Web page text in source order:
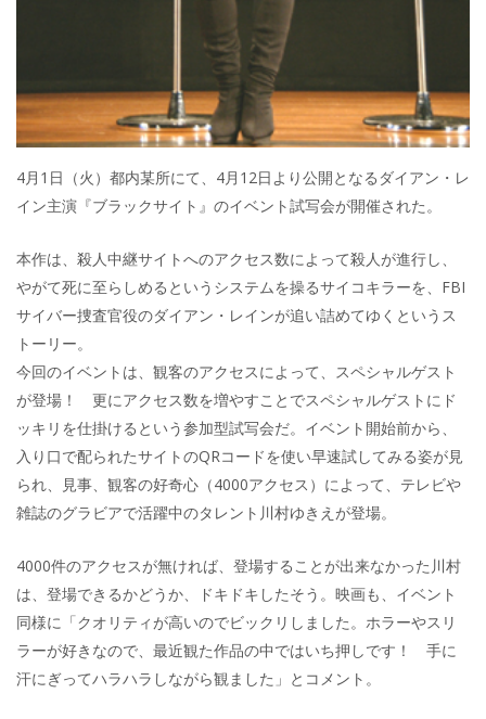
4月1日（火）都内某所にて、4月12日より公開となるダイアン・レ
イン主演『ブラックサイト』のイベント試写会が開催された。
本作は、殺人中継サイトへのアクセス数によって殺人が進行し、
やがて死に至らしめるというシステムを操るサイコキラーを、FBI
サイバー捜査官役のダイアン・レインが追い詰めてゆくというス
トーリー。
今回のイベントは、観客のアクセスによって、スペシャルゲスト
が登場！ 更にアクセス数を増やすことでスペシャルゲストにド
ッキリを仕掛けるという参加型試写会だ。イベント開始前から、
入り口で配られたサイトのQRコードを使い早速試してみる姿が見
られ、見事、観客の好奇心（4000アクセス）によって、テレビや
雑誌のグラビアで活躍中のタレント川村ゆきえが登場。
4000件のアクセスが無ければ、登場することが出来なかった川村
は、登場できるかどうか、ドキドキしたそう。映画も、イベント
同様に「クオリティが高いのでビックリしました。ホラーやスリ
ラーが好きなので、最近観た作品の中ではいち押しです！ 手に
汗にぎってハラハラしながら観ました」とコメント。